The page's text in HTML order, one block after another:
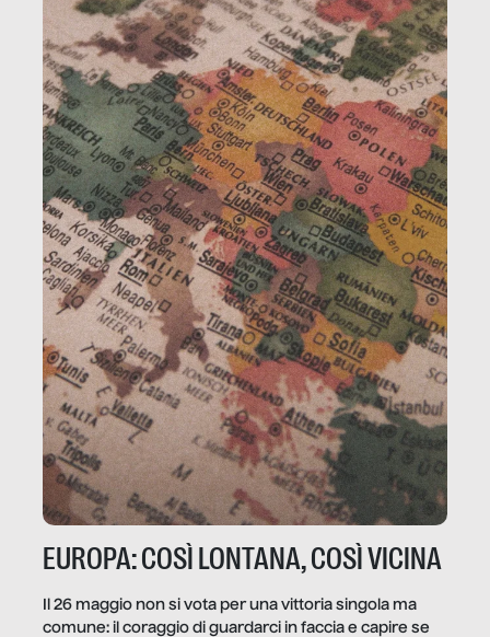
EUROPA: COSÌ LONTANA, COSÌ VICINA
Il 26 maggio non si vota per una vittoria singola ma
comune: il coraggio di guardarci in faccia e capire se